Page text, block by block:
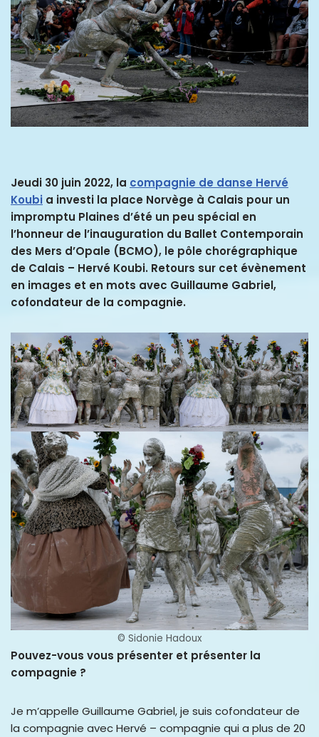
Jeudi 30 juin 2022, la compagnie de danse Hervé
Koubi a investi la place Norvège à Calais pour un
impromptu Plaines d’été un peu spécial en
l’honneur de l’inauguration du Ballet Contemporain
des Mers d’Opale (BCMO), le pôle chorégraphique
de Calais – Hervé Koubi. Retours sur cet évènement
en images et en mots avec Guillaume Gabriel,
cofondateur de la compagnie.
© Sidonie Hadoux
Pouvez-vous vous présenter et présenter la
compagnie ?
Je m’appelle Guillaume Gabriel, je suis cofondateur de
la compagnie avec Hervé – compagnie qui a plus de 20